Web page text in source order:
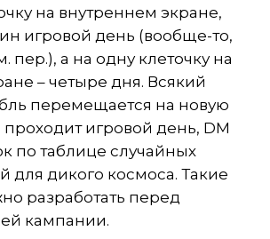
на внутреннем экране,
игровой день (вообще-то,
пер.), а на одну клеточку на
– четыре дня. Всякий
перемещается на новую
проходит игровой день, DM
по таблице случайных
для дикого космоса. Такие
разработать перед
кампании.